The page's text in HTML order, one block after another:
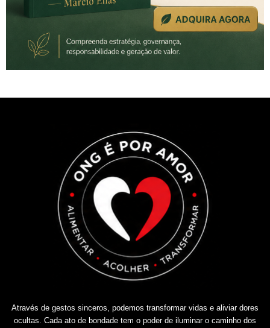
Através de gestos sinceros, podemos transformar vidas e aliviar dores
ocultas. Cada ato de bondade tem o poder de iluminar o caminho dos